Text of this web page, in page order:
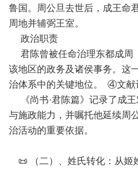
鲁国。周公旦去世后，成王命
周地并辅弼王室。 ‌
政治职责
君陈曾被任命治理东都成周
该地区的政务及诸侯事务。这
治体系中的关键地位。 ‌ ④文献
《尚书·君陈篇》记录了成
与施政能力，并嘱托他延续周
治活动的重要依据。 ‌
📜 （二）、姓氏转化：从姬